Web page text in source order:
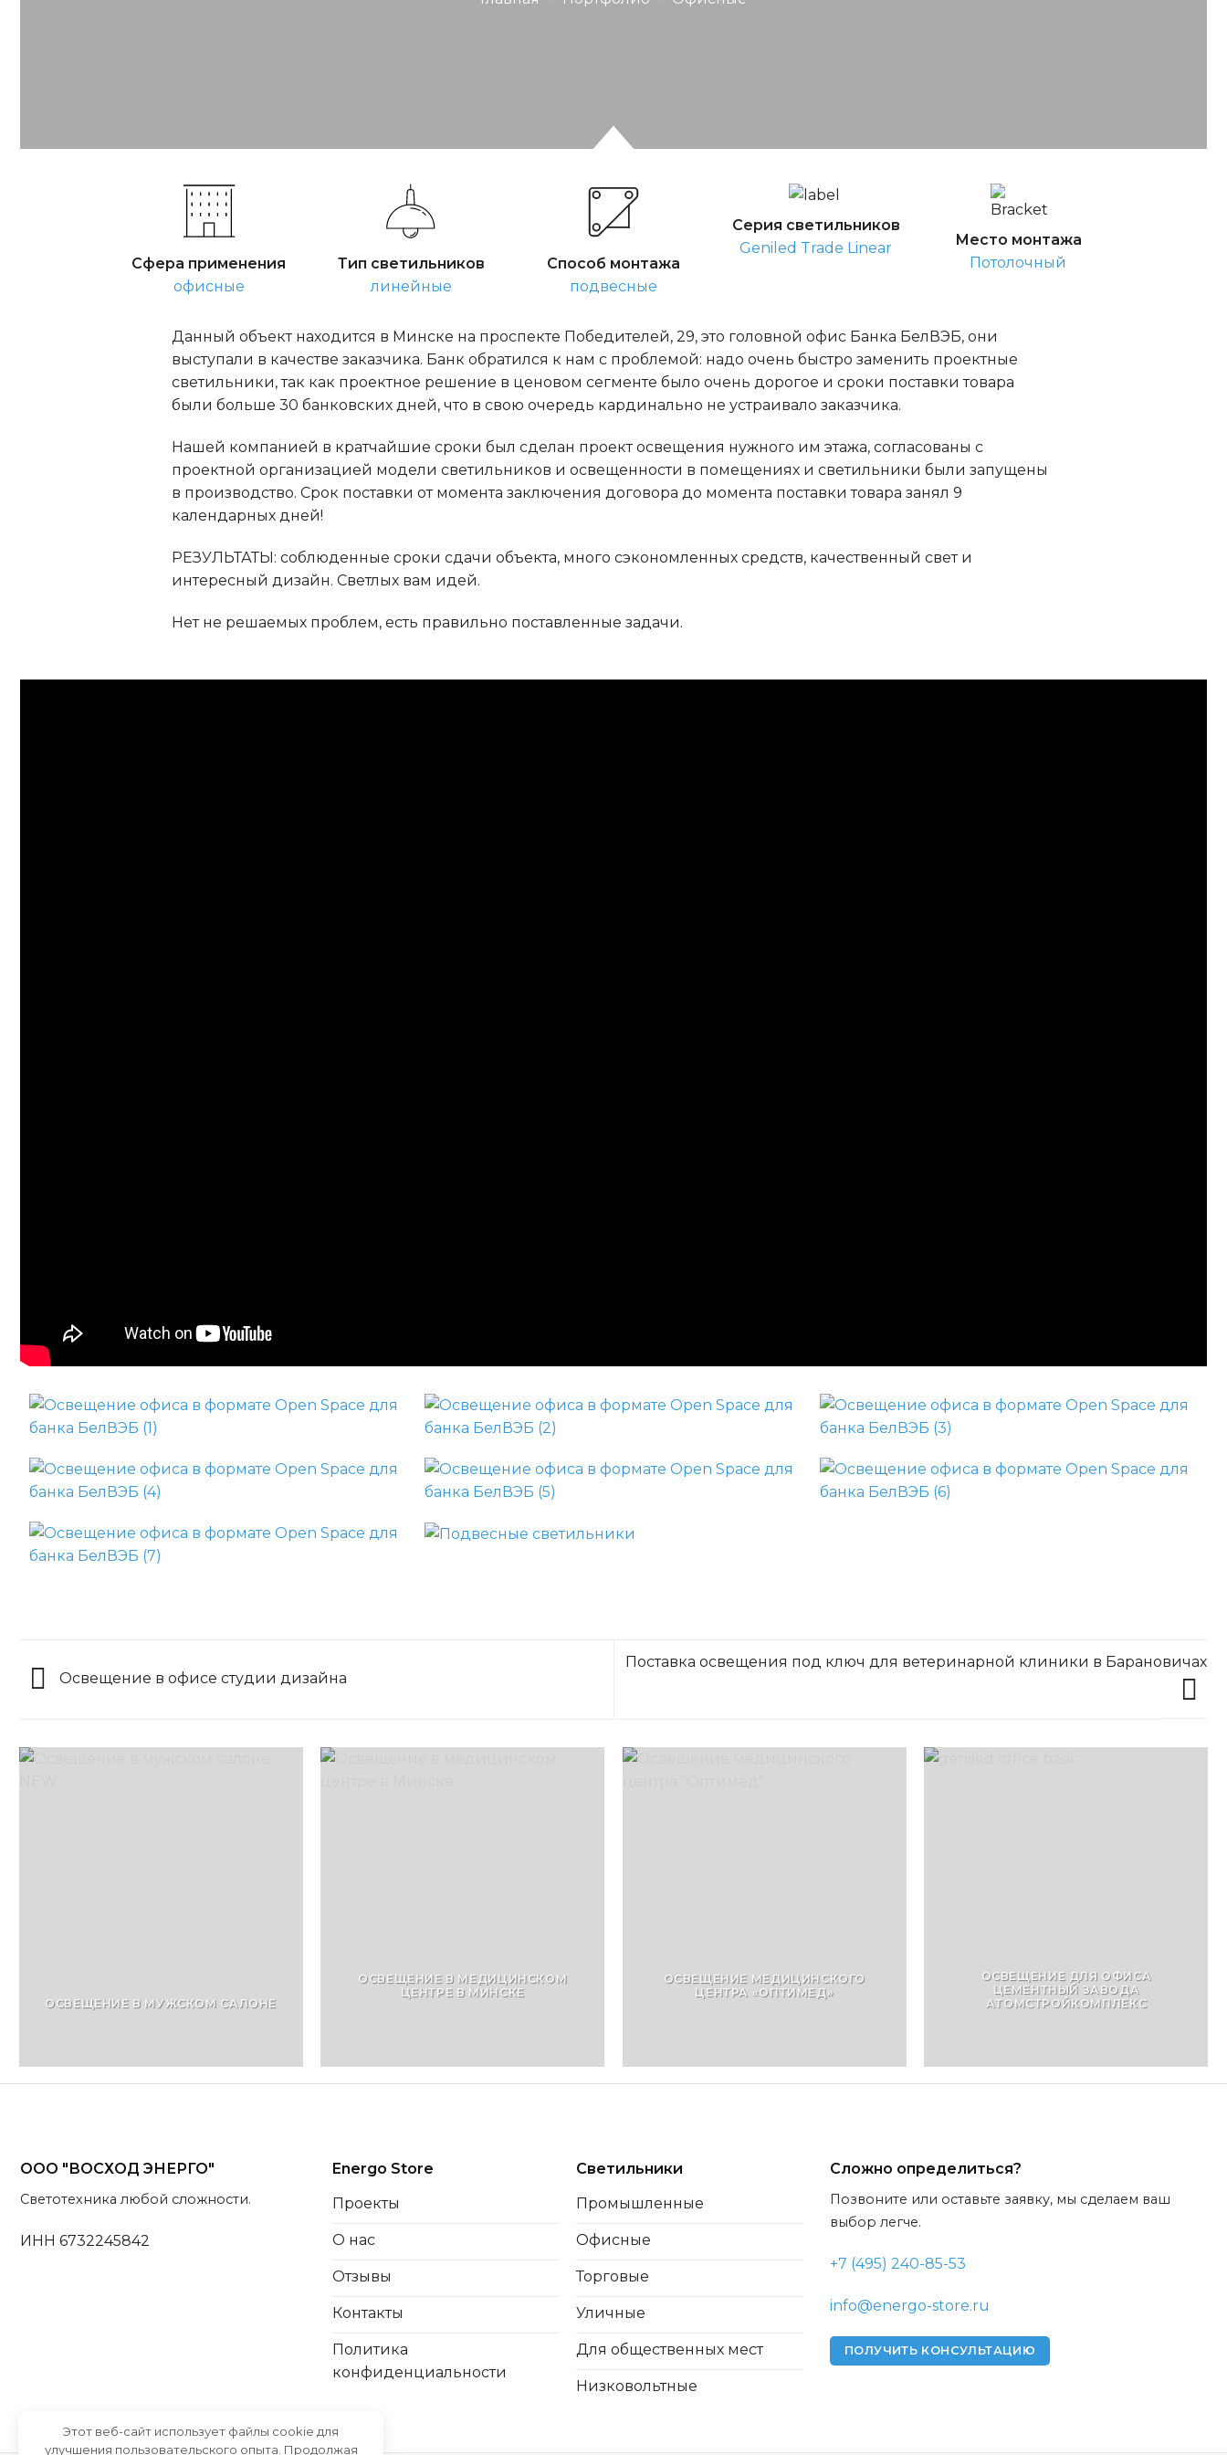
Сфера применения
офисные
Тип светильников
линейные
Способ монтажа
подвесные
Серия светильников
Geniled Trade Linear
Место монтажа
Потолочный
Данный объект находится в Минске на проспекте Победителей, 29, это головной офис Банка БелВЭБ, они
выступали в качестве заказчика. Банк обратился к нам с проблемой: надо очень быстро заменить проектные
светильники, так как проектное решение в ценовом сегменте было очень дорогое и сроки поставки товара
были больше 30 банковских дней, что в свою очередь кардинально не устраивало заказчика.
Нашей компанией в кратчайшие сроки был сделан проект освещения нужного им этажа, согласованы с
проектной организацией модели светильников и освещенности в помещениях и светильники были запущены
в производство. Срок поставки от момента заключения договора до момента поставки товара занял 9
календарных дней!
РЕЗУЛЬТАТЫ: соблюденные сроки сдачи объекта, много сэкономленных средств, качественный свет и
интересный дизайн. Светлых вам идей.
Нет не решаемых проблем, есть правильно поставленные задачи.
Освещение в офисе студии дизайна
Поставка освещения под ключ для ветеринарной клиники в Барановичах
ОСВЕЩЕНИЕ В МУЖСКОМ САЛОНЕ
ОСВЕЩЕНИЕ В МЕДИЦИНСКОМ
ЦЕНТРЕ В МИНСКЕ
ОСВЕЩЕНИЕ МЕДИЦИНСКОГО
ЦЕНТРА «ОПТИМЕД»
ОСВЕЩЕНИЕ ДЛЯ ОФИСА
ЦЕМЕНТНЫЙ ЗАВОДА
АТОМСТРОЙКОМПЛЕКС
ООО "ВОСХОД ЭНЕРГО"
Светотехника любой сложности.
ИНН 6732245842
Energo Store
Проекты
О нас
Отзывы
Контакты
Политика
конфиденциальности
Светильники
Промышленные
Офисные
Торговые
Уличные
Для общественных мест
Низковольтные
Сложно определиться?
Позвоните или оставьте заявку, мы сделаем ваш
выбор легче.
+7 (495) 240-85-53
info@energo-store.ru
ПОЛУЧИТЬ КОНСУЛЬТАЦИЮ
Этот веб-сайт использует файлы cookie для
улучшения пользовательского опыта. Продолжая